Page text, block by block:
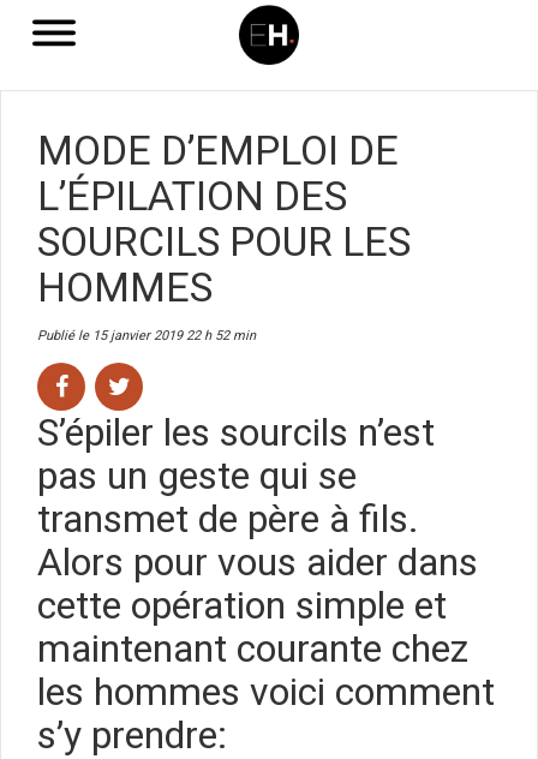
MODE D’EMPLOI DE
L’ÉPILATION DES
SOURCILS POUR LES
HOMMES
Publié le 15 janvier 2019 22 h 52 min
S’épiler les sourcils n’est
pas un geste qui se
transmet de père à fils.
Alors pour vous aider dans
cette opération simple et
maintenant courante chez
les hommes voici comment
s’y prendre: